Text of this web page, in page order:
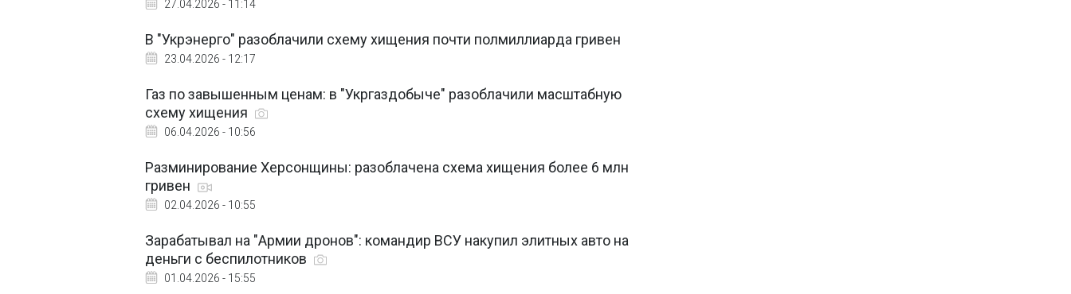
27.04.2026 - 11:14
В "Укрэнерго" разоблачили схему хищения почти полмиллиарда гривен
23.04.2026 - 12:17
Газ по завышенным ценам: в "Укргаздобыче" разоблачили масштабную
схему хищения
06.04.2026 - 10:56
Разминирование Херсонщины: разоблачена схема хищения более 6 млн
гривен
02.04.2026 - 10:55
Зарабатывал на "Армии дронов": командир ВСУ накупил элитных авто на
деньги с беспилотников
01.04.2026 - 15:55